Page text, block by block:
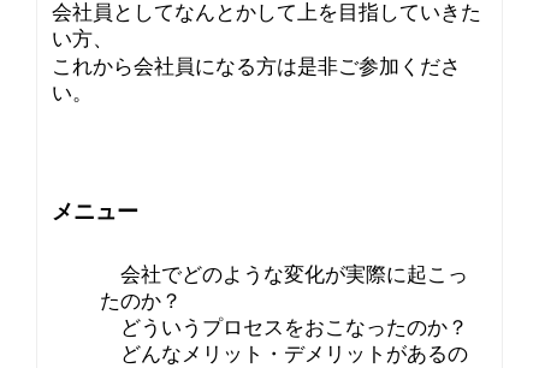
会社員としてなんとかして上を目指していきた
い方、
これから会社員になる方は是非ご参加くださ
い。
メニュー
会社でどのような変化が実際に起こっ
たのか？
どういうプロセスをおこなったのか？
どんなメリット・デメリットがあるの